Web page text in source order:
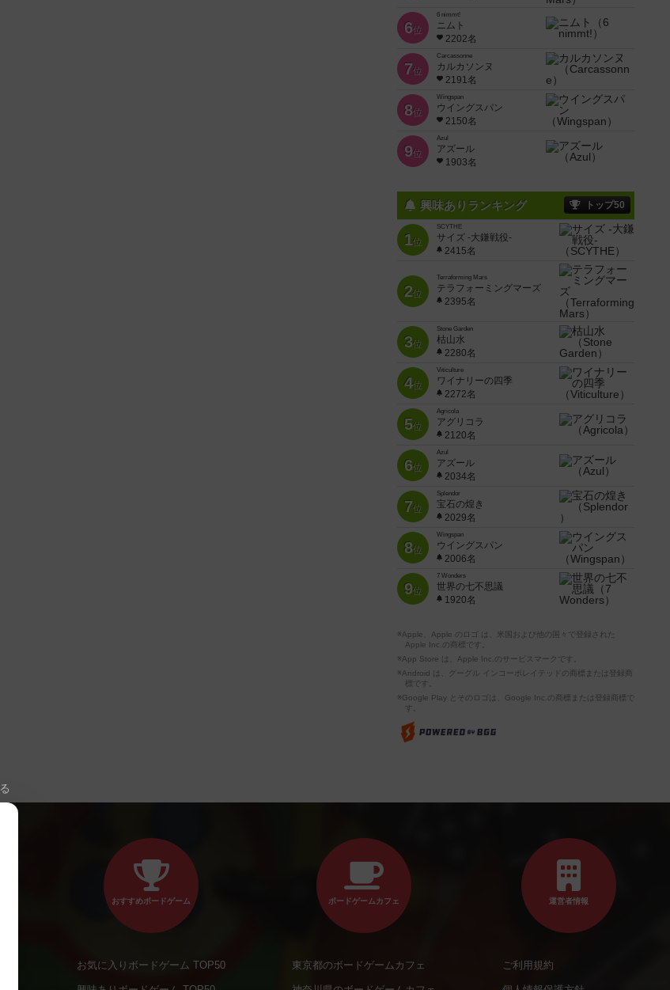
6位
6 nimmt!
ニムト
2202名
7位
Carcassonne
カルカソンヌ
2191名
8位
Wingspan
ウイングスパン
2150名
9位
Azul
アズール
1903名
興味ありランキング トップ50
1位
SCYTHE
サイズ -大鎌戦役-
2415名
2位
Terraforming Mars
テラフォーミングマーズ
2395名
3位
Stone Garden
枯山水
2280名
4位
Viticulture
ワイナリーの四季
2272名
5位
Agricola
アグリコラ
2120名
6位
Azul
アズール
2034名
7位
Splendor
宝石の煌き
2029名
8位
Wingspan
ウイングスパン
2006名
9位
7 Wonders
世界の七不思議
1920名
※Apple、Apple のロゴ は、米国および他の国々で登録された
Apple Inc.の商標です。
※App Store は、Apple Inc.のサービスマークです。
※Android は、グーグル インコーポレイテッドの商標または登録商
標です。
※Google Play とそのロゴは、Google Inc.の商標または登録商標で
す。
おすすめボードゲーム
お気に入りボードゲーム TOP50
ボードゲームカフェ
東京都のボードゲームカフェ
運営者情報
ご利用規約